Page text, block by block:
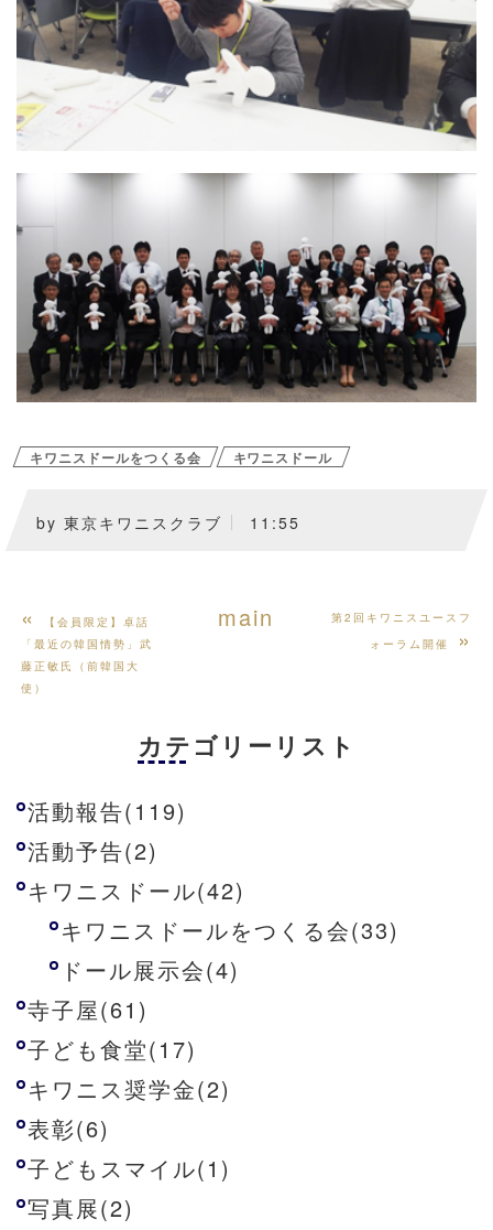
キワニスドールをつくる会 キワニスドール
by 東京キワニスクラブ 11:55
«
【会員限定】卓話
「最近の韓国情勢」武
藤正敏氏（前韓国大
使）
main
第2回キワニスユースフ
ォーラム開催
»
カテゴリーリスト
活動報告(119)
活動予告(2)
キワニスドール(42)
キワニスドールをつくる会(33)
ドール展示会(4)
寺子屋(61)
子ども食堂(17)
キワニス奨学金(2)
表彰(6)
子どもスマイル(1)
写真展(2)